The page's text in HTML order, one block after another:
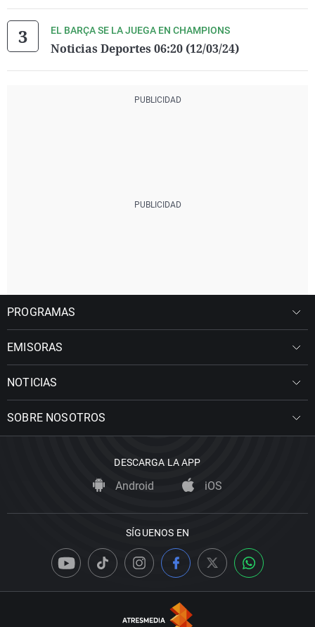
EL BARÇA SE LA JUEGA EN CHAMPIONS
Noticias Deportes 06:20 (12/03/24)
PROGRAMAS
EMISORAS
NOTICIAS
SOBRE NOSOTROS
DESCARGA LA APP
Android iOS
SÍGUENOS EN